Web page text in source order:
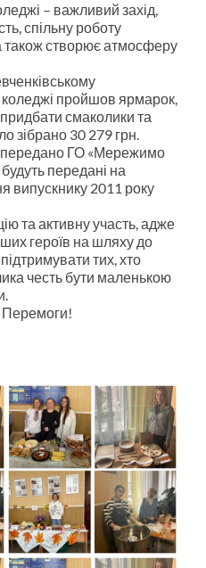
– важливий захід,
спільну роботу
також створює атмосферу
пройшов ярмарок,
смаколики та
зібрано 30 279 грн.
передано ГО «Мережимо
передані на
випускнику 2011 року
та активну участь, адже
героїв на шляху до
тих, хто
честь бути маленькою